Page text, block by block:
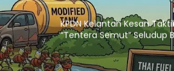
KPDN Kelantan Kesan
“Tentera Semut” Seludup
Bersubsidi di Sempadan